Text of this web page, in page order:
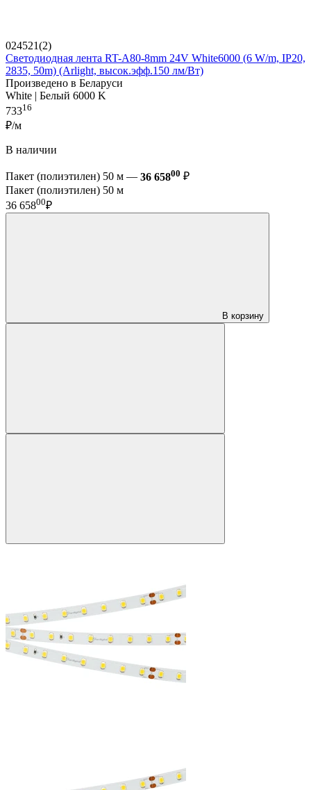
024521(2)
Светодиодная лента RT-A80-8mm 24V White6000 (6 W/m, IP20,
2835, 50m) (Arlight, высок.эфф.150 лм/Вт)
Произведено в Беларуси
White | Белый 6000 K
73316
₽/м
В наличии
Пакет (полиэтилен) 50 м — 36 65800 ₽
Пакет (полиэтилен) 50 м
36 65800₽
В корзину